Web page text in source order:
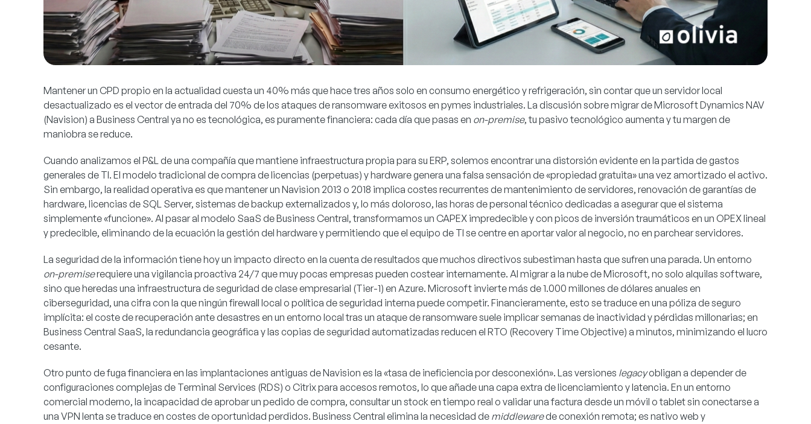
Mantener un CPD propio en la actualidad cuesta un 40% más que hace tres años solo en consumo energético y refrigeración, sin contar que un servidor local
desactualizado es el vector de entrada del 70% de los ataques de ransomware exitosos en pymes industriales. La discusión sobre migrar de Microsoft Dynamics NAV
(Navision) a Business Central ya no es tecnológica, es puramente financiera: cada día que pasas en on-premise, tu pasivo tecnológico aumenta y tu margen de
maniobra se reduce.
Cuando analizamos el P&L de una compañía que mantiene infraestructura propia para su ERP, solemos encontrar una distorsión evidente en la partida de gastos
generales de TI. El modelo tradicional de compra de licencias (perpetuas) y hardware genera una falsa sensación de «propiedad gratuita» una vez amortizado el activo.
Sin embargo, la realidad operativa es que mantener un Navision 2013 o 2018 implica costes recurrentes de mantenimiento de servidores, renovación de garantías de
hardware, licencias de SQL Server, sistemas de backup externalizados y, lo más doloroso, las horas de personal técnico dedicadas a asegurar que el sistema
simplemente «funcione». Al pasar al modelo SaaS de Business Central, transformamos un CAPEX impredecible y con picos de inversión traumáticos en un OPEX lineal
y predecible, eliminando de la ecuación la gestión del hardware y permitiendo que el equipo de TI se centre en aportar valor al negocio, no en parchear servidores.
La seguridad de la información tiene hoy un impacto directo en la cuenta de resultados que muchos directivos subestiman hasta que sufren una parada. Un entorno
on-premiserequiere una vigilancia proactiva 24/7 que muy pocas empresas pueden costear internamente. Al migrar a la nube de Microsoft, no solo alquilas software,
sino que heredas una infraestructura de seguridad de clase empresarial (Tier-1) en Azure. Microsoft invierte más de 1.000 millones de dólares anuales en
ciberseguridad, una cifra con la que ningún firewall local o política de seguridad interna puede competir. Financieramente, esto se traduce en una póliza de seguro
implícita: el coste de recuperación ante desastres en un entorno local tras un ataque de ransomware suele implicar semanas de inactividad y pérdidas millonarias; en
Business Central SaaS, la redundancia geográfica y las copias de seguridad automatizadas reducen el RTO (Recovery Time Objective) a minutos, minimizando el lucro
cesante.
Otro punto de fuga financiera en las implantaciones antiguas de Navision es la «tasa de ineficiencia por desconexión». Las versiones legacyobligan a depender de
configuraciones complejas de Terminal Services (RDS) o Citrix para accesos remotos, lo que añade una capa extra de licenciamiento y latencia. En un entorno
comercial moderno, la incapacidad de aprobar un pedido de compra, consultar un stock en tiempo real o validar una factura desde un móvil o tablet sin conectarse a
una VPN lenta se traduce en costes de oportunidad perdidos. Business Central elimina la necesidad de middlewarede conexión remota; es nativo web y